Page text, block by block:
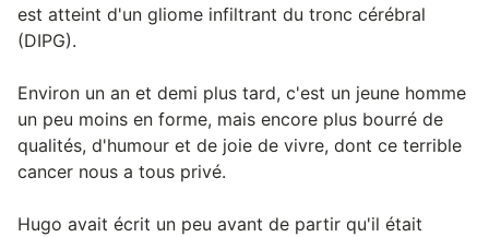
est atteint d'un gliome infiltrant du tronc cérébral
(DIPG).
Environ un an et demi plus tard, c'est un jeune homme
un peu moins en forme, mais encore plus bourré de
qualités, d'humour et de joie de vivre, dont ce terrible
cancer nous a tous privé.
Hugo avait écrit un peu avant de partir qu'il était